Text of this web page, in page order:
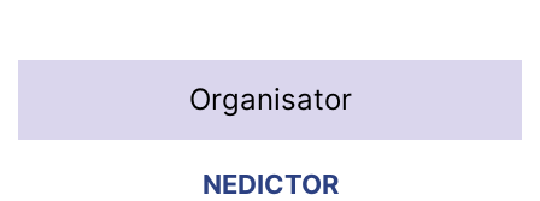
Organisator
NEDICTOR